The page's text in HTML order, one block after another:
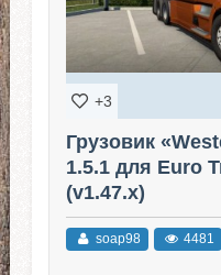
+3
Грузовик
1.5.1 для Euro
(v1.47.x)
soap98 4481